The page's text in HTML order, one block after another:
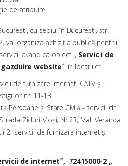
de atribuire
cu sediul în Bucureşti, str.
va organiza achiziţia publică pentru
avand ca obiect ,, Servicii de
website” în locațiile:
de furnizare internet, CATV și
nr. 11-13
Persoane și Stare Civilă - servicii de
Ziduri Moși, Nr.23, Mall Veranda
2- servicii de furnizare internet și
de internet˝, 72415000-2 „